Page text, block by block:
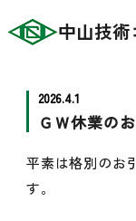
中山技
2026.4.1
ＧＷ休業の
平素は格別のお
す。